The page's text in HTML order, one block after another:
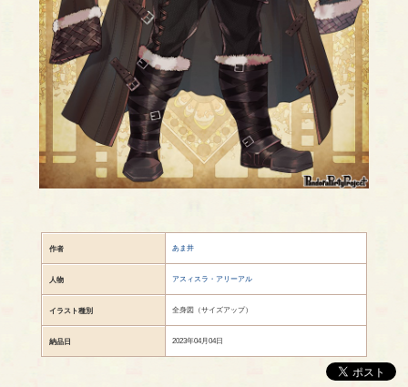
作者 あま井
人物 アスィスラ・アリーアル
イラスト種別 全身図（サイズアップ）
納品日 2023年04月04日